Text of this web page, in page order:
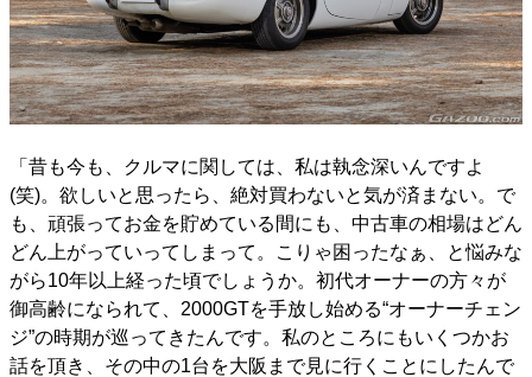
「昔も今も、クルマに関しては、私は執念深いんですよ
(笑)。欲しいと思ったら、絶対買わないと気が済まない。で
も、頑張ってお金を貯めている間にも、中古車の相場はどん
どん上がっていってしまって。こりゃ困ったなぁ、と悩みな
がら10年以上経った頃でしょうか。初代オーナーの方々が
御高齢になられて、2000GTを手放し始める“オーナーチェン
ジ”の時期が巡ってきたんです。私のところにもいくつかお
話を頂き、その中の1台を大阪まで見に行くことにしたんで